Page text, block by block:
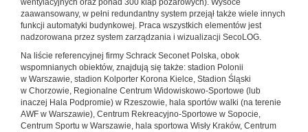
wentylacyjnych oraz ponad 300 klap pożarowych). Wysoce
zaawansowany, w pełni redundantny system przejął także wiele innych
funkcji automatyki budynkowej. Praca wszystkich elementów jest
nadzorowana przez system zarządzania i wizualizacji SecoLOG.
Na liście referencyjnej firmy Schrack Seconet Polska, obok
wspomnianych obiektów, znajdują się także: stadion Polonii
w Warszawie, stadion Kolporter Korona Kielce, Stadion Śląski
w Chorzowie, Regionalne Centrum Widowiskowo-Sportowe (lub
inaczej Hala Podpromie) w Rzeszowie, hala sportów walki (na terenie
AWF w Warszawie), Centrum Rekreacyjno-Sportowe w Sopocie,
Centrum Sportu w Warszawie, hala sportowa Wisły Kraków, Centrum